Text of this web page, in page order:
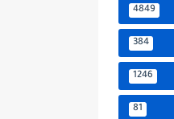
4849
384
1246
81